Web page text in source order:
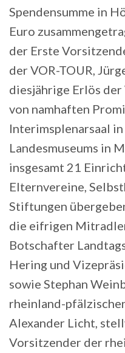
Spendensumme in
Euro
der Erste
der VOR-TOUR,
diesjährige Erlös
von namhaften
Interimsplenarsaal
Landesmuseums in
insgesamt 21
Elternvereine,
Stiftungen
die eifrigen
Botschafter
Hering und
sowie Stephan
rheinland-
Alexander Licht,
Vorsitzender der